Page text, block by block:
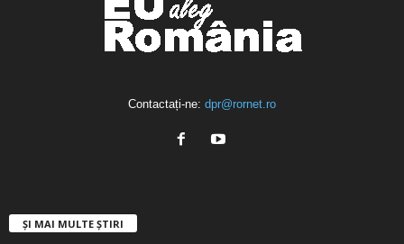
Contactați-ne: dpr@rornet.ro
ȘI MAI MULTE ȘTIRI